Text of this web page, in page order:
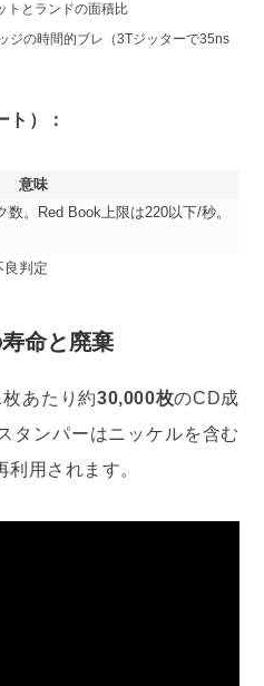
トとランドの面積比
ジの時間的ブレ（3Tジッターで35ns
ト）：
意味
。Red Book上限は220以下/秒。
良判定
命と廃棄
あたり約30,000枚のCD成
タンパーはニッケルを含む
用されます。